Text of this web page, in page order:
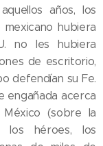
años, los
hubiera
no les hubiera
de escritorio,
defendían su Fe.
engañada acerca
(sobre la
los héroes, los